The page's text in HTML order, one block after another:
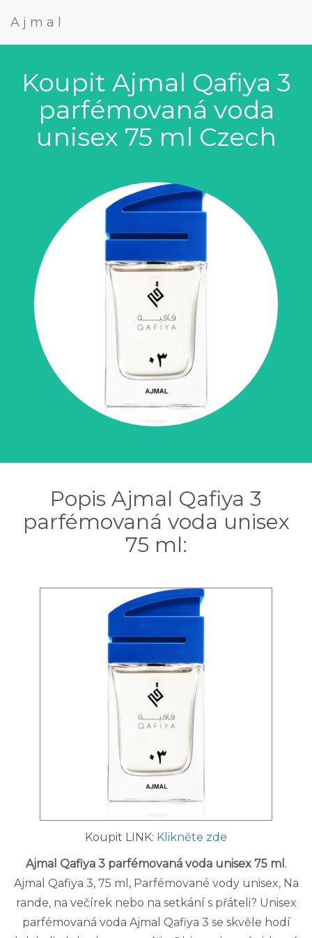
Ajmal
Koupit Ajmal Qafiya 3
parfémovaná voda
unisex 75 ml Czech
Popis Ajmal Qafiya 3
parfémovaná voda unisex
75 ml:
Koupit LINK: Klikněte zde
Ajmal Qafiya 3 parfémovaná voda unisex 75 ml .
Ajmal Qafiya 3, 75 ml, Parfémované vody unisex, Na
rande, na večírek nebo na setkání s přáteli? Unisex
parfémovaná voda Ajmal Qafiya 3 se skvěle hodí